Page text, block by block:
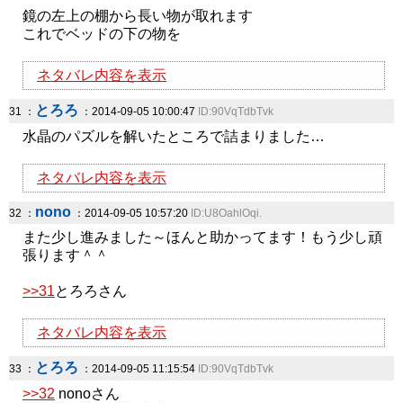
鏡の左上の棚から長い物が取れます
これでベッドの下の物を
ネタバレ内容を表示
31 ： とろろ ：2014-09-05 10:00:47 ID:90VqTdbTvk
水晶のパズルを解いたところで詰まりました…
ネタバレ内容を表示
32 ： nono ：2014-09-05 10:57:20 ID:U8OahlOqi.
また少し進みました～ほんと助かってます！もう少し頑
張ります＾＾
>>31とろろさん
ネタバレ内容を表示
33 ： とろろ ：2014-09-05 11:15:54 ID:90VqTdbTvk
>>32 nonoさん